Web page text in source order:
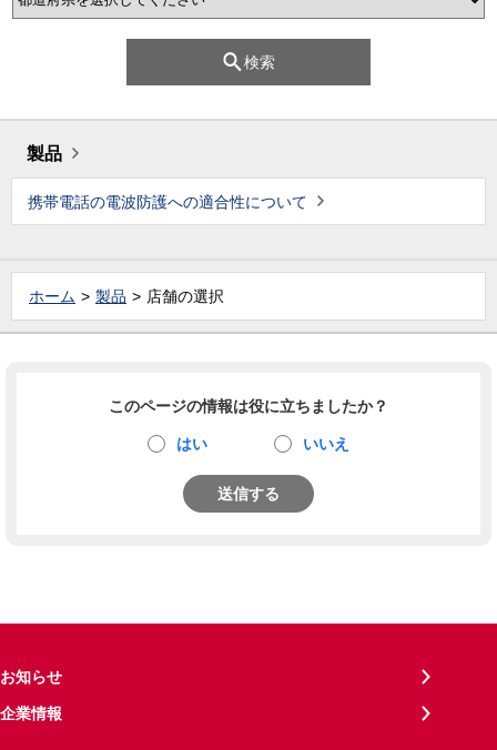
検索
製品
携帯電話の電波防護への適合性について
ホーム 製品 店舗の選択
このページの情報は役に立ちましたか？
はい いいえ
送信する
お知らせ
企業情報